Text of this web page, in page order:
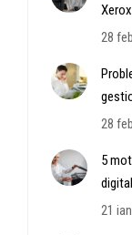
28
28
5
21